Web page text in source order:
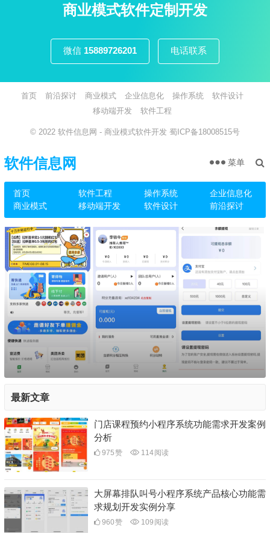
商业模式软件定制开发
微信 15889726201 电话联系
首页 前沿探讨 商业模式 企业信息化 操作系统
软件设计
移动端开发
软件工程
© 2022 软件信息网 - 商业模式软件开发 蜀ICP备18008515号
软件信息网
首页 软件工程 操作系统
企业信息化
商业模式
移动端开发 软件设计 前沿探讨
菜单
最新文章
门店课程预约小程序系统功能需求开发案例
分析
975赞 114阅读
大屏幕排队叫号小程序系统产品核心功能需
求规划开发实例分享
960赞 109 阅读